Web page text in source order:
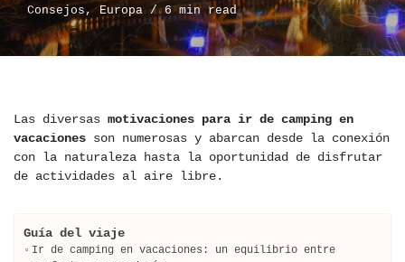
Consejos , Europa 6 min read
Las diversas motivaciones para ir de camping en
vacaciones son numerosas y abarcan desde la conexión
con la naturaleza hasta la oportunidad de disfrutar
de actividades al aire libre.
Guía del viaje
Ir de camping en vacaciones: un equilibrio entre